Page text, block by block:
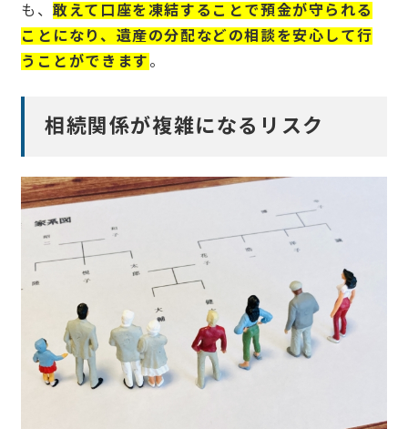
も、敢えて口座を凍結することで預金が守られる
ことになり、遺産の分配などの相談を安心して行
うことができます 。
相続関係が複雑になるリスク